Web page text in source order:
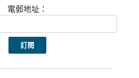
電郵地址：